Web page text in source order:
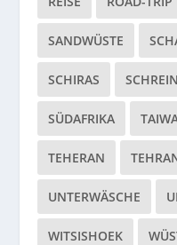
SANDWÜSTE
SCHIRAS SCHREIN
SÜDAFRIKA
TEHERAN
UNTERWÄSCHE
WITSISHOEK